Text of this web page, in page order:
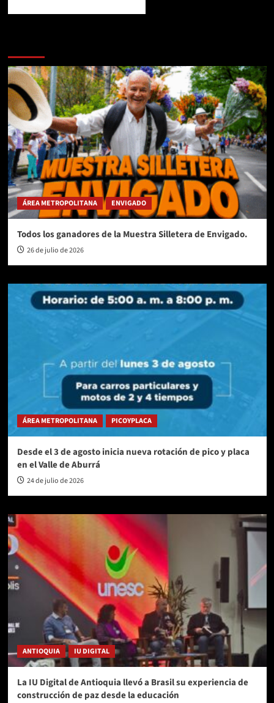
ÁREA METROPOLITANA ENVIGADO
Todos los ganadores de la Muestra Silletera de Envigado.
26 de julio de 2026
ÁREA METROPOLITANA PICOYPLACA
Desde el 3 de agosto inicia nueva rotación de pico y placa
en el Valle de Aburrá
24 de julio de 2026
ANTIOQUIA IU DIGITAL
La IU Digital de Antioquia llevó a Brasil su experiencia de
construcción de paz desde la educación